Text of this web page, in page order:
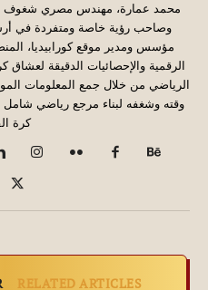
محمد عمارة، مهندس مصري شغوف
وصاحب رؤية خاصة ومتفردة في
مؤسس ومدير موقع كورابيديا،
الرقمية والإحصائيات الدقيقة
الرياضي من خلال جمع المعلومات
وقته وشغفه لبناء مرجع رياضي
كرة
RELATED ARTICLES